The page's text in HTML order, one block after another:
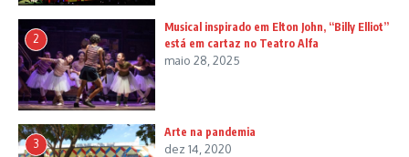
2
Musical inspirado em Elton John, “Billy Elliot”
está em cartaz no Teatro Alfa
maio 28, 2025
3
Arte na pandemia
dez 14, 2020